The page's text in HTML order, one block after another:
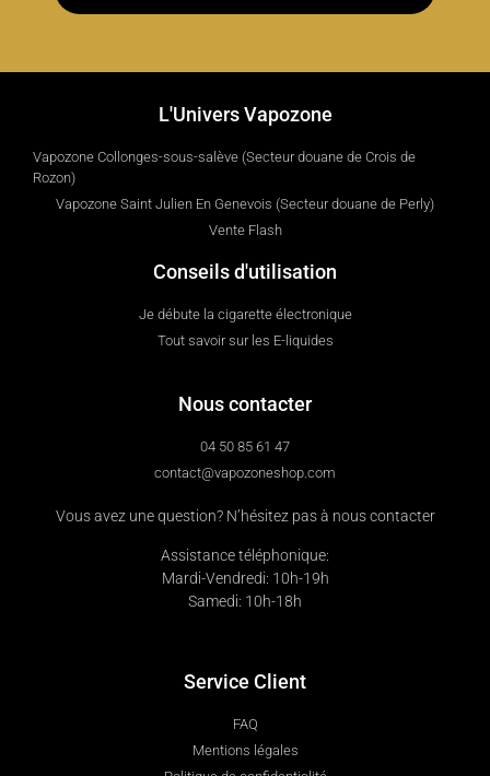
L'Univers Vapozone
Vapozone Collonges-sous-salève (Secteur douane de Crois de
Rozon)
Vapozone Saint Julien En Genevois (Secteur douane de Perly)
Vente Flash
Conseils d'utilisation
Je débute la cigarette électronique
Tout savoir sur les E-liquides
Nous contacter
04 50 85 61 47
contact@vapozoneshop.com
Vous avez une question? N’hésitez pas à nous contacter
Assistance téléphonique:
Mardi-Vendredi: 10h-19h
Samedi: 10h-18h
Service Client
FAQ
Mentions légales